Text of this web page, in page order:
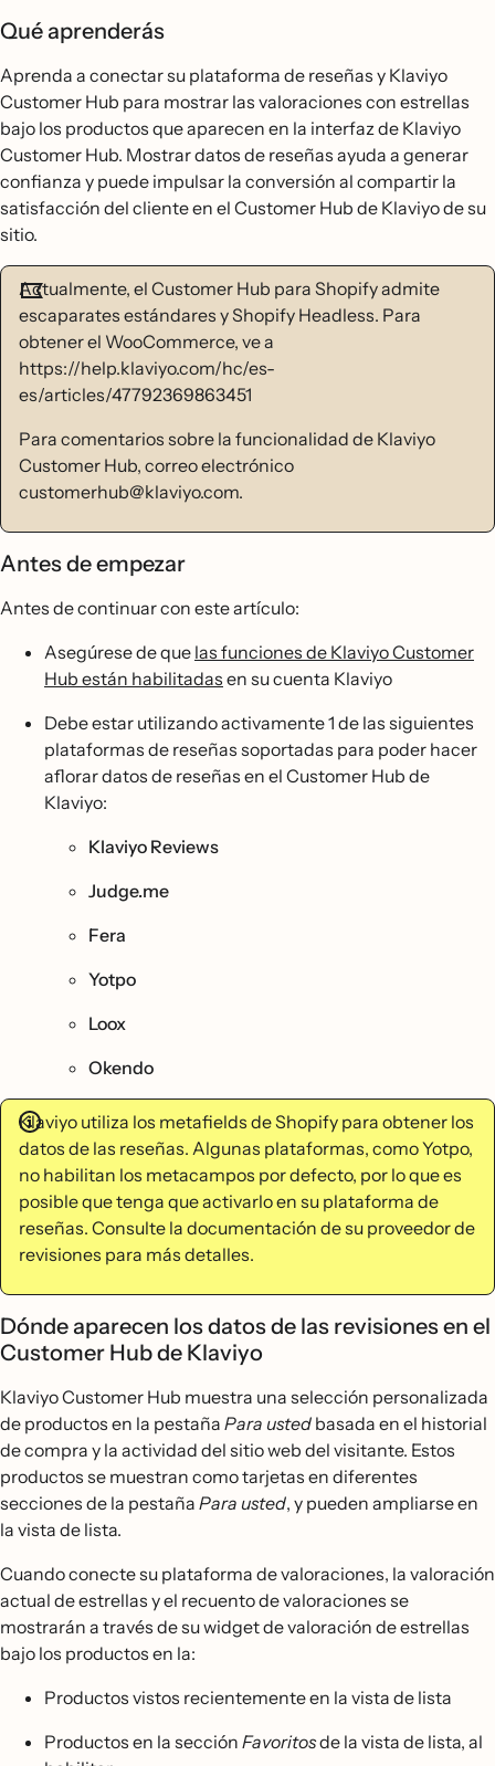
Qué aprenderás
Aprenda a conectar su plataforma de reseñas y Klaviyo
Customer Hub para mostrar las valoraciones con estrellas
bajo los productos que aparecen en la interfaz de Klaviyo
Customer Hub. Mostrar datos de reseñas ayuda a generar
confianza y puede impulsar la conversión al compartir la
satisfacción del cliente en el Customer Hub de Klaviyo de su
sitio.
Actualmente, el Customer Hub para Shopify admite
escaparates estándares y Shopify Headless. Para
obtener el WooCommerce, ve a
https://help.klaviyo.com/hc/es-
es/articles/47792369863451
Para comentarios sobre la funcionalidad de Klaviyo
Customer Hub, correo electrónico
customerhub@klaviyo.com.
Antes de empezar
Antes de continuar con este artículo:
Asegúrese de que las funciones de Klaviyo Customer
Hub están habilitadas en su cuenta Klaviyo
Debe estar utilizando activamente 1 de las siguientes
plataformas de reseñas soportadas para poder hacer
aflorar datos de reseñas en el Customer Hub de
Klaviyo:
Klaviyo Reviews
Judge.me
Fera
Yotpo
Loox
Okendo
Klaviyo utiliza los metafields de Shopify para obtener los
datos de las reseñas. Algunas plataformas, como Yotpo,
no habilitan los metacampos por defecto, por lo que es
posible que tenga que activarlo en su plataforma de
reseñas. Consulte la documentación de su proveedor de
revisiones para más detalles.
Dónde aparecen los datos de las revisiones en el
Customer Hub de Klaviyo
Klaviyo Customer Hub muestra una selección personalizada
de productos en la pestaña Para usted basada en el historial
de compra y la actividad del sitio web del visitante. Estos
productos se muestran como tarjetas en diferentes
secciones de la pestaña Para usted, y pueden ampliarse en
la vista de lista.
Cuando conecte su plataforma de valoraciones, la valoración
actual de estrellas y el recuento de valoraciones se
mostrarán a través de su widget de valoración de estrellas
bajo los productos en la:
Productos vistos recientemente en la vista de lista
Productos en la sección Favoritosde la vista de lista, al